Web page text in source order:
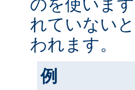
のを使いま
れていない
われます。
例